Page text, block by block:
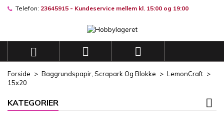
Telefon: 23645915 - Kundeservice mellem kl. 15:00 og 19:00
  
Forside Baggrundspapir, Scrapark Og Blokke
LemonCraft
15x20
KATEGORIER
((confirmMessage))
((cancelText)) ((modalDeleteText))
((label))
Du skal være logget på for at gemme produkter på din
ønskeliste.